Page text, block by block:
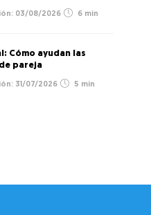
03/08/2026 6 min
Cómo ayudan las
pareja
31/07/2026 5 min